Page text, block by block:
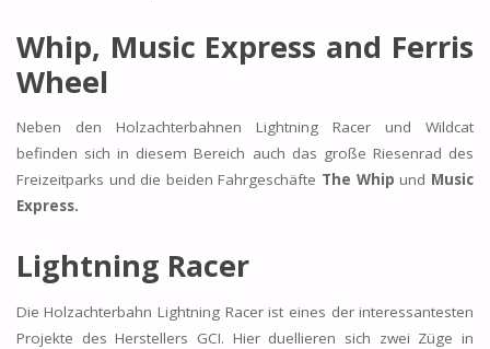
Whip, Music Express and Ferris
Wheel
Neben den Holzachterbahnen Lightning Racer und Wildcat
befinden sich in diesem Bereich auch das große Riesenrad des
Freizeitparks und die beiden Fahrgeschäfte The Whipund Music
Express.
Lightning Racer
Die Holzachterbahn Lightning Racer ist eines der interessantesten
Projekte des Herstellers GCI. Hier duellieren sich zwei Züge in